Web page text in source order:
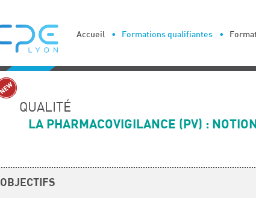
Accueil Formations qualifiantes
QUALITÉ
LA PHARMACOVIGILANCE (PV) :
OBJECTIFS